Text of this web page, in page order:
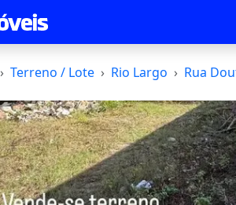
Terreno / Lote Rio Largo Rua